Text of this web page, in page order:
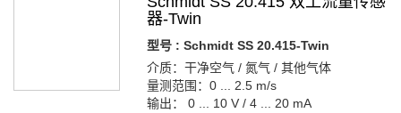
器-Twin
型号 : Schmidt SS 20.415-Twin
介质：干净空气 / 氮气 / 其他气体
量测范围：0 ... 2.5 m/s
输出： 0 ... 10 V / 4 ... 20 mA